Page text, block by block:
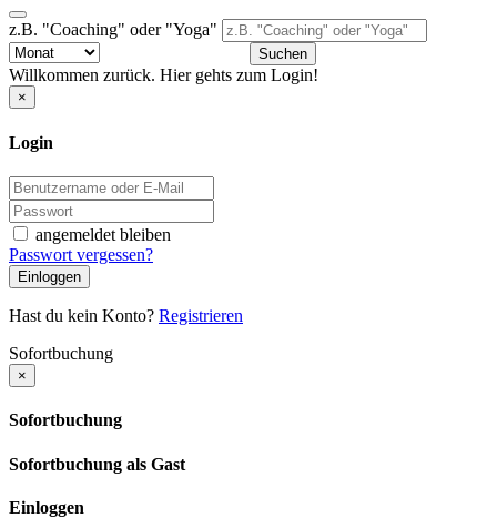
z.B. "Coaching" oder "Yoga"
Suchen
Willkommen zurück. Hier gehts zum Login!
×
Login
angemeldet bleiben
Passwort vergessen?
Einloggen
Hast du kein Konto? Registrieren
Sofortbuchung
×
Sofortbuchung
Sofortbuchung als Gast
Einloggen